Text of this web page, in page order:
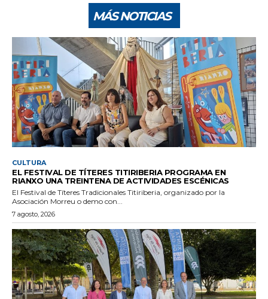
MÁS NOTICIAS
CULTURA
EL FESTIVAL DE TÍTERES TITIRIBERIA PROGRAMA EN
RIANXO UNA TREINTENA DE ACTIVIDADES ESCÉNICAS
El Festival de Títeres Tradicionales Titiriberia, organizado por la
Asociación Morreu o demo con...
7 agosto, 2026